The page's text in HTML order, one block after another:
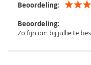
Beoordeling:
Beoordeling:
Zo fijn om bij jullie te